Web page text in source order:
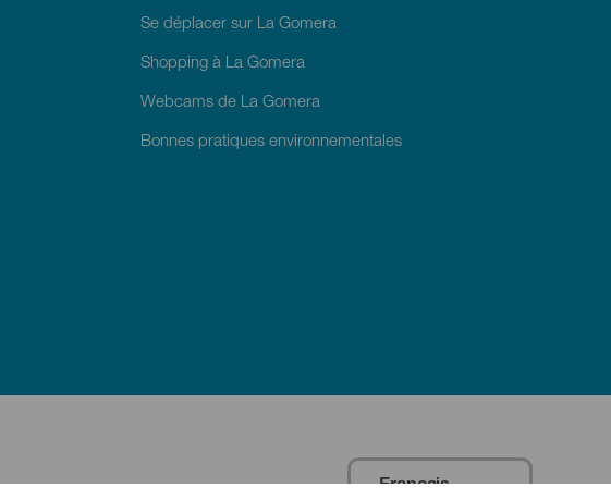
Se déplacer sur La Gomera
Shopping à La Gomera
Webcams de La Gomera
Bonnes pratiques environnementales